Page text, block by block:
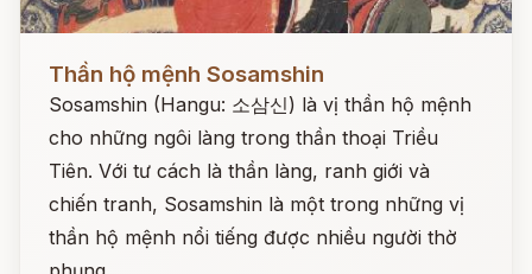
Đọc ngay
Thần hộ mệnh Sosamshin
Sosamshin (Hangu: 소삼신) là vị thần hộ mệnh
cho những ngôi làng trong thần thoại Triều
Tiên. Với tư cách là thần làng, ranh giới và
chiến tranh, Sosamshin là một trong những vị
thần hộ mệnh nổi tiếng được nhiều người thờ